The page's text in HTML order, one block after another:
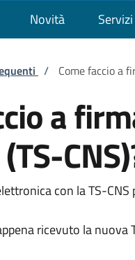
Novità Servizi
pane
/ Come faccio a
a
con la TS-
ricevuto la